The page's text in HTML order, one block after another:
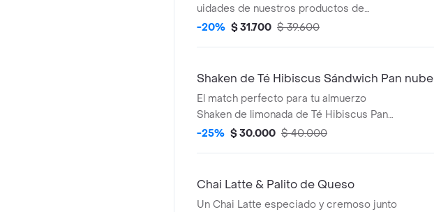
uidades de nuestros productos de
panadería
-20% $ 31.700 $ 39.600
Shaken de Té Hibiscus Sándwich Pan nube
El match perfecto para tu almuerzo
Shaken de limonada de Té Hibiscus Pan
Nube
-25% $ 30.000 $ 40.000
Chai Latte & Palito de Queso
Un Chai Latte especiado y cremoso junto